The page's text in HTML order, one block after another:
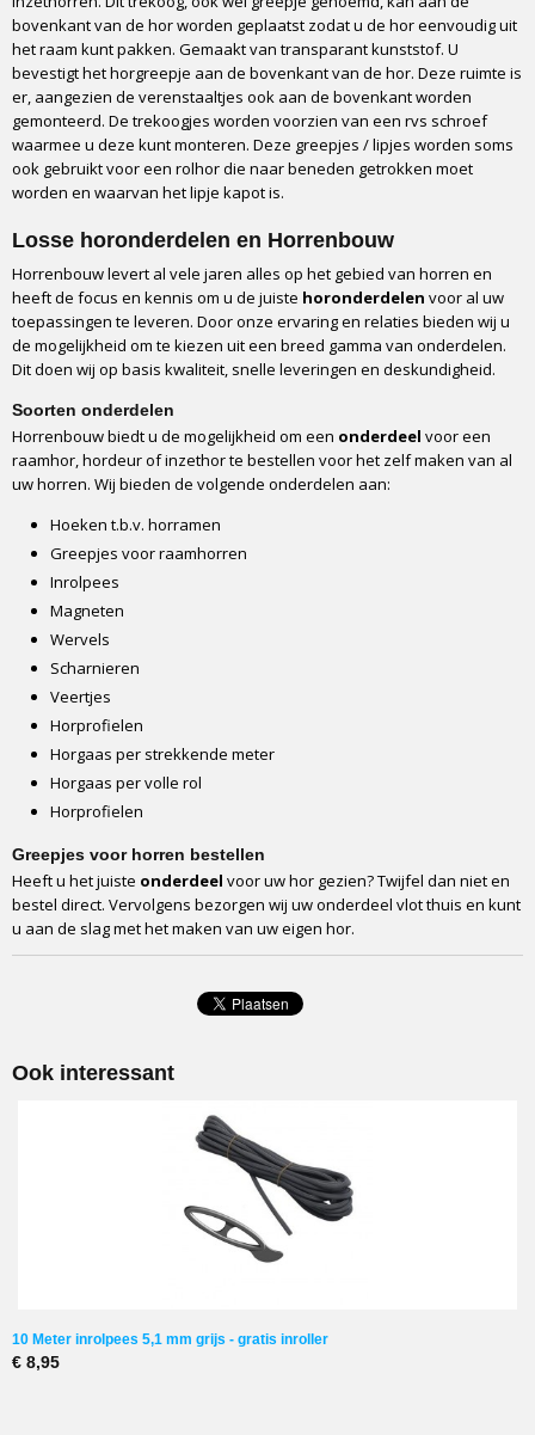
bovenkant van de hor worden geplaatst zodat u de hor eenvoudig uit
het raam kunt pakken. Gemaakt van transparant kunststof. U
bevestigt het horgreepje aan de bovenkant van de hor. Deze ruimte is
er, aangezien de verenstaaltjes ook aan de bovenkant worden
gemonteerd. De trekoogjes worden voorzien van een rvs schroef
waarmee u deze kunt monteren. Deze greepjes / lipjes worden soms
ook gebruikt voor een rolhor die naar beneden getrokken moet
worden en waarvan het lipje kapot is.
Losse horonderdelen en Horrenbouw
Horrenbouw levert al vele jaren alles op het gebied van horren en
heeft de focus en kennis om u de juiste horonderdelen voor al uw
toepassingen te leveren. Door onze ervaring en relaties bieden wij u
de mogelijkheid om te kiezen uit een breed gamma van onderdelen.
Dit doen wij op basis kwaliteit, snelle leveringen en deskundigheid.
Soorten onderdelen
Horrenbouw biedt u de mogelijkheid om een onderdeel voor een
raamhor, hordeur of inzethor te bestellen voor het zelf maken van al
uw horren. Wij bieden de volgende onderdelen aan:
Hoeken t.b.v. horramen
Greepjes voor raamhorren
Inrolpees
Magneten
Wervels
Scharnieren
Veertjes
Horprofielen
Horgaas per strekkende meter
Horgaas per volle rol
Horprofielen
Greepjes voor horren bestellen
Heeft u het juiste onderdeel voor uw hor gezien? Twijfel dan niet en
bestel direct. Vervolgens bezorgen wij uw onderdeel vlot thuis en kunt
u aan de slag met het maken van uw eigen hor.
Ook interessant
10 Meter inrolpees 5,1 mm grijs - gratis inroller
€ 8,95